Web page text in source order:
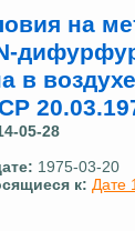
на
в
05-28
1975-03-20
к: Дате